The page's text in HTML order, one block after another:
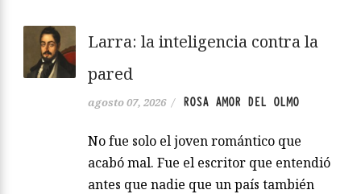
Larra: la inteligencia contra la
pared
agosto 07, 2026 / ROSA AMOR DEL OLMO
No fue solo el joven romántico que
acabó mal. Fue el escritor que entendió
antes que nadie que un país también